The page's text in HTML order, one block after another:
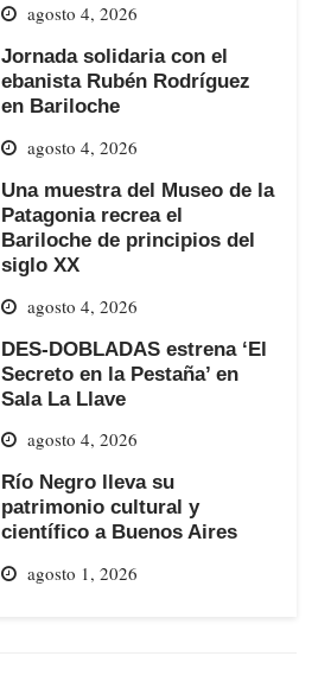
agosto 4, 2026
Jornada solidaria con el
ebanista Rubén Rodríguez
en Bariloche
agosto 4, 2026
Una muestra del Museo de la
Patagonia recrea el
Bariloche de principios del
siglo XX
agosto 4, 2026
DES-DOBLADAS estrena ‘El
Secreto en la Pestaña’ en
Sala La Llave
agosto 4, 2026
Río Negro lleva su
patrimonio cultural y
científico a Buenos Aires
agosto 1, 2026